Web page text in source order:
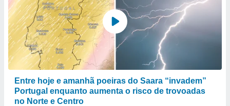
Entre hoje e amanhã poeiras do Saara “invadem”
Portugal enquanto aumenta o risco de trovoadas
no Norte e Centro